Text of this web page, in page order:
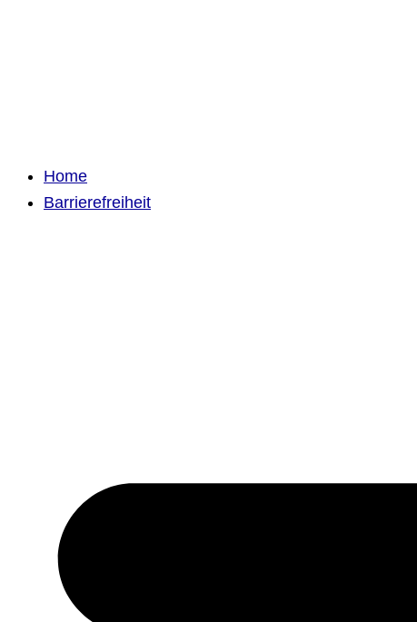
Home
Barrierefreiheit